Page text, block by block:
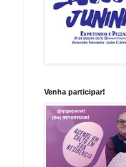
Venha participar!